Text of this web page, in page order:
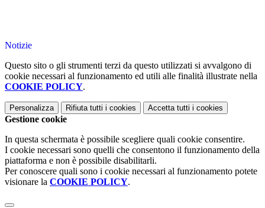
Notizie
Questo sito o gli strumenti terzi da questo utilizzati si avvalgono di
cookie necessari al funzionamento ed utili alle finalità illustrate nella
COOKIE POLICY.
Personalizza Rifiuta tutti i cookies Accetta tutti i cookies
Gestione cookie
In questa schermata è possibile scegliere quali cookie consentire.
I cookie necessari sono quelli che consentono il funzionamento della
piattaforma e non è possibile disabilitarli.
Per conoscere quali sono i cookie necessari al funzionamento potete
visionare la COOKIE POLICY.